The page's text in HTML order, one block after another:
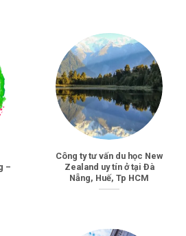
–
Công ty tư vấn du học New
Zealand uy tín ở tại Đà
Nẵng, Huế, Tp HCM